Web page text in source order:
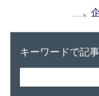
キーワードで記